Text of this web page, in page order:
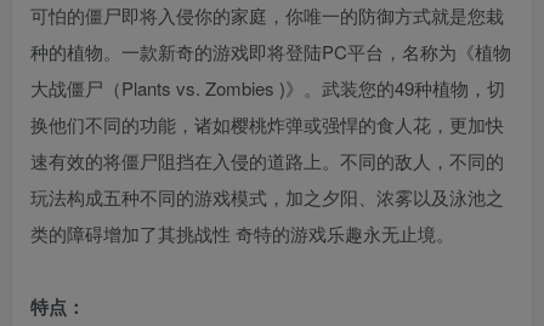
可怕的僵尸即将入侵你的家庭，你唯一的防御方式就是您栽
种的植物。一款新奇的游戏即将登陆PC平台，名称为《植物
大战僵尸（Plants vs. Zombies )》。武装您的49种植物，切
换他们不同的功能，诸如樱桃炸弹或强悍的食人花，更加快
速有效的将僵尸阻挡在入侵的道路上。不同的敌人，不同的
玩法构成五种不同的游戏模式，加之夕阳、浓雾以及泳池之
类的障碍增加了其挑战性 奇特的游戏乐趣永无止境。
特点：